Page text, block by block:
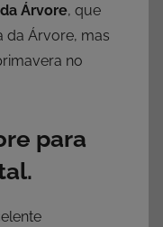
Árvore, que
da Árvore, mas
no
para